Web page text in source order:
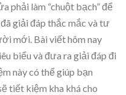
phải làm “chuột bạch” để
giải đáp thắc mắc và tư
mới. Bài viết hôm nay
biểu và đưa ra giải đáp đi
này có thể giúp bạn
tiết kiệm kha khá cho